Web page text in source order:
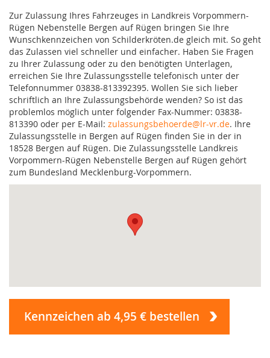
Zur Zulassung Ihres Fahrzeuges in Landkreis Vorpommern-
Rügen Nebenstelle Bergen auf Rügen bringen Sie Ihre
Wunschkennzeichen von Schilderkröten.de gleich mit. So geht
das Zulassen viel schneller und einfacher. Haben Sie Fragen
zu Ihrer Zulassung oder zu den benötigten Unterlagen,
erreichen Sie Ihre Zulassungsstelle telefonisch unter der
Telefonnummer 03838-813392395. Wollen Sie sich lieber
schriftlich an Ihre Zulassungsbehörde wenden? So ist das
problemlos möglich unter folgender Fax-Nummer: 03838-
813390 oder per E-Mail: zulassungsbehoerde@lr-vr.de. Ihre
Zulassungsstelle in Bergen auf Rügen finden Sie in der in
18528 Bergen auf Rügen. Die Zulassungsstelle Landkreis
Vorpommern-Rügen Nebenstelle Bergen auf Rügen gehört
zum Bundesland Mecklenburg-Vorpommern.
Kennzeichen ab 4,95 € bestellen